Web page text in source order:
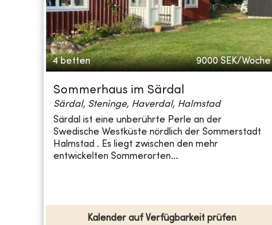
4 betten 9000 SEK/Woche
Sommerhaus im Särdal
Särdal, Steninge, Haverdal, Halmstad
Särdal ist eine unberührte Perle an der
Swedische Westküste nördlich der Sommerstadt
Halmstad . Es liegt zwischen den mehr
entwickelten Sommerorten...
Kalender auf Verfügbarkeit prüfen